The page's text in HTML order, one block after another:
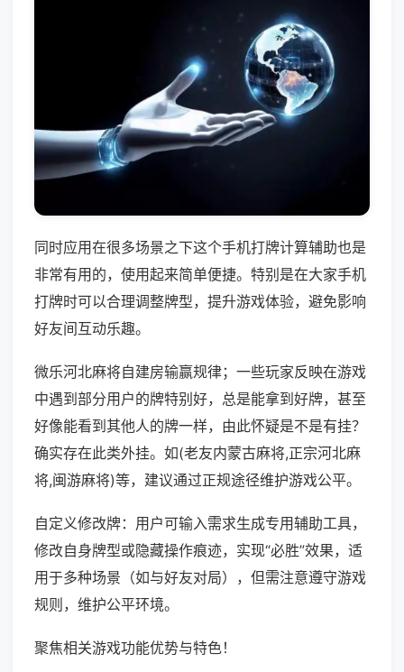
同时应用在很多场景之下这个手机打牌计算辅助也是
非常有用的，使用起来简单便捷。特别是在大家手机
打牌时可以合理调整牌型，提升游戏体验，避免影响
好友间互动乐趣。
微乐河北麻将自建房输赢规律；一些玩家反映在游戏
中遇到部分用户的牌特别好，总是能拿到好牌，甚至
好像能看到其他人的牌一样，由此怀疑是不是有挂？
确实存在此类外挂。如(老友内蒙古麻将,正宗河北麻
将,闽游麻将)等，建议通过正规途径维护游戏公平。
自定义修改牌：用户可输入需求生成专用辅助工具，
修改自身牌型或隐藏操作痕迹，实现“必胜”效果，适
用于多种场景（如与好友对局），但需注意遵守游戏
规则，维护公平环境。
聚焦相关游戏功能优势与特色！